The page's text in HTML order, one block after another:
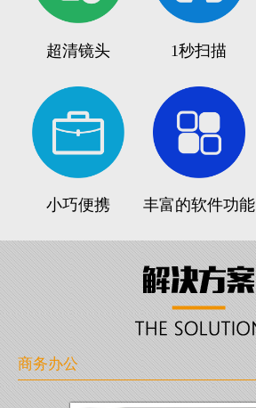
超清镜头 1秒扫描
小巧便携 丰富的软件功能
商务办公